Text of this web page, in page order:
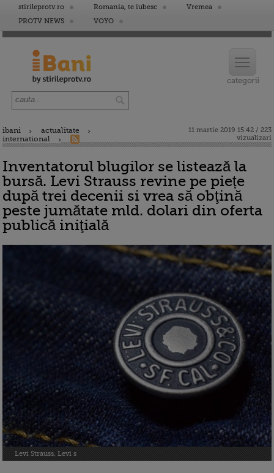
stirileprotv.ro Romania, te iubesc
Vremea
PROTV NEWS
VOYO
ibani
actualitate
international
11 martie 2019 15:42 / 223
vizualizari
Inventatorul blugilor se listează la
bursă. Levi Strauss revine pe piețe
după trei decenii si vrea să obţină
peste jumătate mld. dolari din oferta
publică iniţială
Levi Strauss, Levi s